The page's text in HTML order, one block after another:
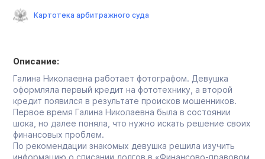
Описание:
Галина Николаевна работает фотографом. Девушка
оформляла первый кредит на фототехнику, а второй
кредит появился в результате происков мошенников.
Первое время Галина Николаевна была в состоянии
шока, но далее поняла, что нужно искать решение своих
финансовых проблем.
По рекомендации знакомых девушка решила изучить
информацию о списании долгов в «Финансово-правовом
Картотека арбитражного суда